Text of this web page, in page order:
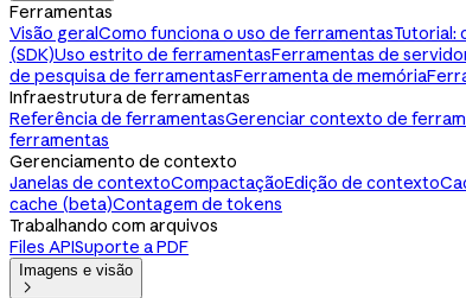
Ferramentas
Visão geralComo funciona o uso de ferramentasTutorial:
(SDK)Uso estrito de ferramentasFerramentas de
de pesquisa de ferramentasFerramenta de memória
Infraestrutura de ferramentas
Referência de ferramentasGerenciar contexto de
ferramentas
Gerenciamento de contexto
Janelas de contextoCompactaçãoEdição de contexto
cache (beta)Contagem de tokens
Trabalhando com arquivos
Files APISuporte a PDF
Imagens e visão
